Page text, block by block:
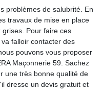
problèmes de salubrité. En
travaux de mise en place
Pour faire ces
falloir contacter des
pouvons vous proposer
Maçonnerie 59. Sachez
une très bonne qualité de
dresse un devis gratuit et